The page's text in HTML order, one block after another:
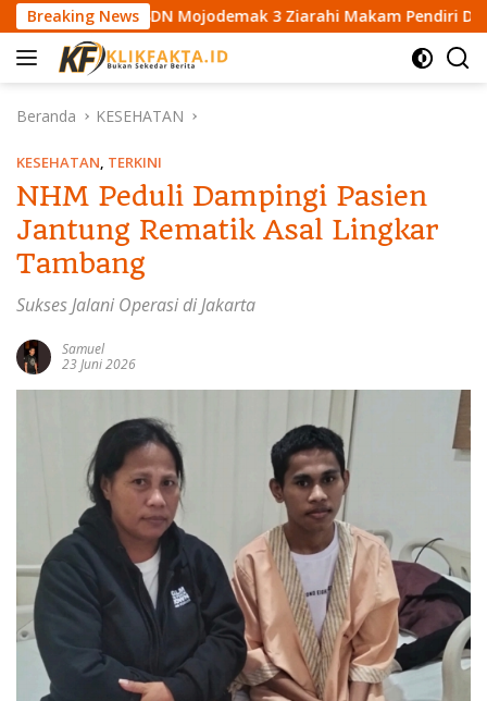
a
Breaking News
SDN Mojodemak 3 Ziarahi Makam Pendiri Desa
Beranda KESEHATAN
KESEHATAN, TERKINI
NHM Peduli Dampingi Pasien
Jantung Rematik Asal Lingkar
Tambang
Sukses Jalani Operasi di Jakarta
Samuel
23 Juni 2026